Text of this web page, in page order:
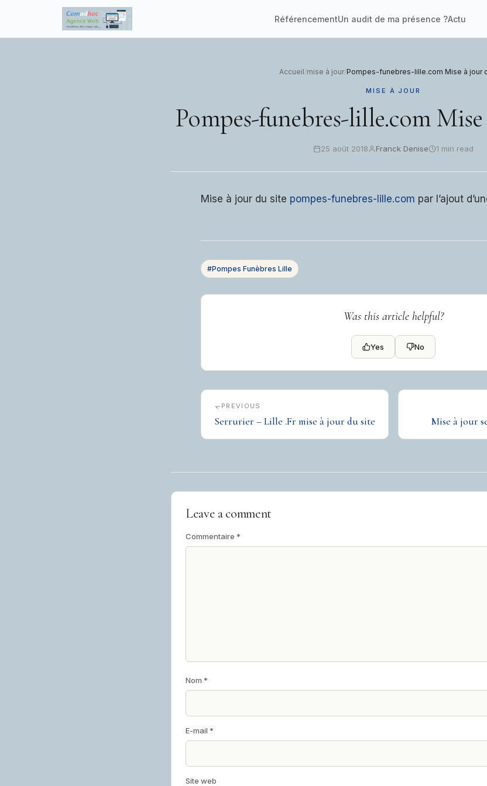
RéférencementUn audit de ma présence ?Actu
Accueil/mise à jour/Pompes-funebres-lille.com Mise à jour
MISE À JOUR
Pompes-funebres-lille.com
25 août 2018 Franck Denise 1 min read
Mise à jour du site pompes-funebres-lille.com par l’ajout
#Pompes Funèbres Lille
Was this article helpful?
Yes No
PREVIOUS
Serrurier – Lille .Fr mise à jour du site Mise à jour
Leave a comment
Commentaire *
Nom *
E-mail *
Site web